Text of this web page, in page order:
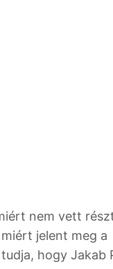
nem vett
jelent meg a
hogy Jakab